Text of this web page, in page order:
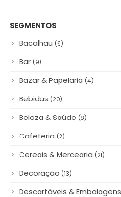
SEGMENTOS
Bacalhau (6)
Bar (9)
Bazar & Papelaria (4)
Bebidas (20)
Beleza & Saúde (8)
Cafeteria (2)
Cereais & Mercearia (21)
Decoração (13)
Descartáveis & Embalagens